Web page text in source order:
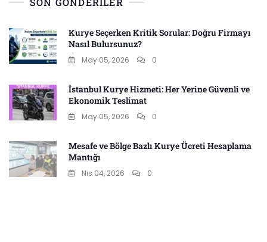
Kurye Seçerken Kritik Sorular: Doğru Firmayı
Nasıl Bulursunuz?
May 05, 2026 0
İstanbul Kurye Hizmeti: Her Yerine Güvenli ve
Ekonomik Teslimat
May 05, 2026 0
Mesafe ve Bölge Bazlı Kurye Ücreti Hesaplama
Mantığı
Nis 04, 2026 0